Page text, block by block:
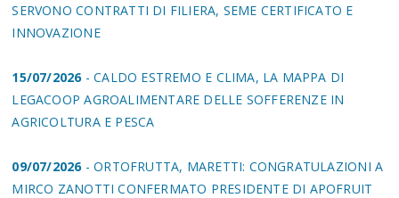
SERVONO CONTRATTI DI FILIERA, SEME CERTIFICATO E
INNOVAZIONE
15/07/2026- CALDO ESTREMO E CLIMA, LA MAPPA DI
LEGACOOP AGROALIMENTARE DELLE SOFFERENZE IN
AGRICOLTURA E PESCA
09/07/2026- ORTOFRUTTA, MARETTI: CONGRATULAZIONI A
MIRCO ZANOTTI CONFERMATO PRESIDENTE DI APOFRUIT